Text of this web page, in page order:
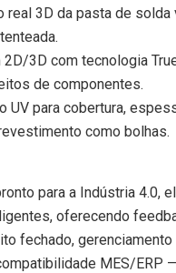
real 3D da pasta de solda
2D/3D com tecnologia
de componentes.
UV para cobertura,
como bolhas.
para a Indústria 4.0,
oferecendo
fechado,
MES/ERP